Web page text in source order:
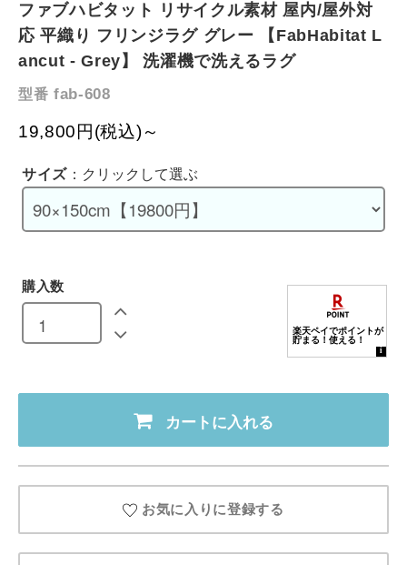
ファブハビタット リサイクル素材 屋内/屋外対
応 平織り フリンジラグ グレー 【FabHabitat L
ancut - Grey】 洗濯機で洗えるラグ
型番 fab-608
19,800円(税込)～
サイズ ：クリックして選ぶ
購入数
カートに入れる
お気に入りに登録する